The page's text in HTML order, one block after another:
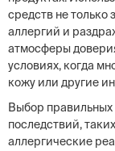
средств не
аллергий и
атмосферы
условиях, когда
кожу или другие
Выбор правильных
последствий,
аллергические